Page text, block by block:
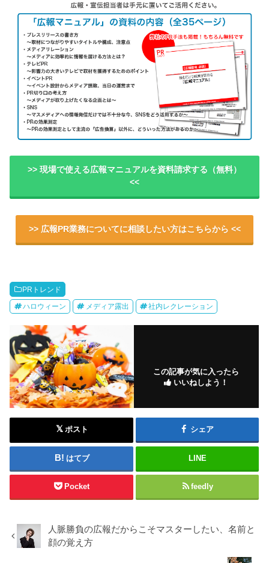
>> 現場で使える広報マニュアルを資料請求する（無料）
<<
>> 広報PR業務についてに相談したい方はこちらから <<
PRトレンド
ハロウィーン メディア露出 社内レクレーション
この記事が気に入ったら
いいねしよう！
ポスト シェア
はてブ LINE
Pocket feedly
人脈勝負の広報だからこそマスターしたい、名前と
顔の覚え方